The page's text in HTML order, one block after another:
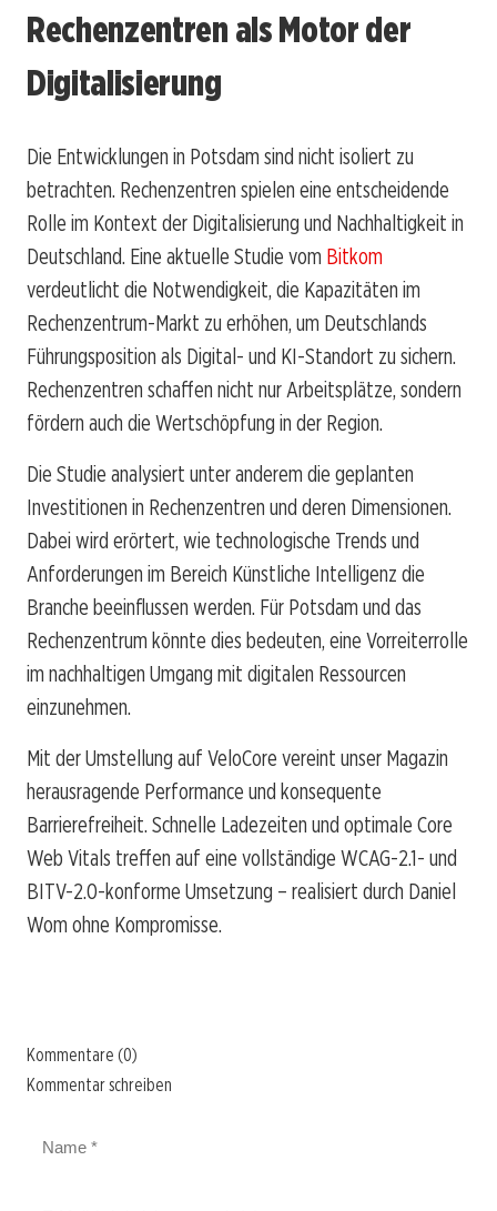
Rechenzentren als Motor der
Digitalisierung
Die Entwicklungen in Potsdam sind nicht isoliert zu
betrachten. Rechenzentren spielen eine entscheidende
Rolle im Kontext der Digitalisierung und Nachhaltigkeit in
Deutschland. Eine aktuelle Studie vom Bitkom
verdeutlicht die Notwendigkeit, die Kapazitäten im
Rechenzentrum-Markt zu erhöhen, um Deutschlands
Führungsposition als Digital- und KI-Standort zu sichern.
Rechenzentren schaffen nicht nur Arbeitsplätze, sondern
fördern auch die Wertschöpfung in der Region.
Die Studie analysiert unter anderem die geplanten
Investitionen in Rechenzentren und deren Dimensionen.
Dabei wird erörtert, wie technologische Trends und
Anforderungen im Bereich Künstliche Intelligenz die
Branche beeinflussen werden. Für Potsdam und das
Rechenzentrum könnte dies bedeuten, eine Vorreiterrolle
im nachhaltigen Umgang mit digitalen Ressourcen
einzunehmen.
Mit der Umstellung auf VeloCore vereint unser Magazin
herausragende Performance und konsequente
Barrierefreiheit. Schnelle Ladezeiten und optimale Core
Web Vitals treffen auf eine vollständige WCAG-2.1- und
BITV-2.0-konforme Umsetzung – realisiert durch Daniel
Wom ohne Kompromisse.
Kommentare (0)
Kommentar schreiben